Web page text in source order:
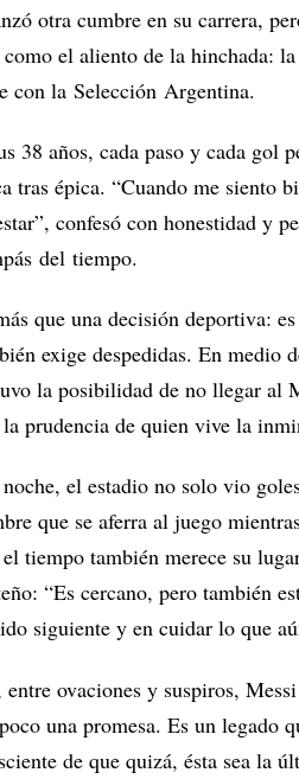
otra cumbre en su carrera,
el aliento de la hinchada:
con la Selección Argentina.
38 años, cada paso y cada gol
tras épica. “Cuando me
confesó con honestidad y
del tiempo.
que una decisión deportiva:
exige despedidas. En medio
la posibilidad de no llegar al
prudencia de quien vive la
noche, el estadio no solo vio
que se aferra al juego
tiempo también merece su
“Es cercano, pero también
siguiente y en cuidar lo que
ovaciones y suspiros,
una promesa. Es un legado
de que quizá, ésta sea la